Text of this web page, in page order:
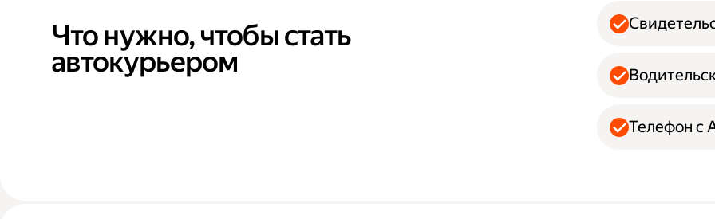
Что нужно, чтобы стать
автокурьером
Телефон с